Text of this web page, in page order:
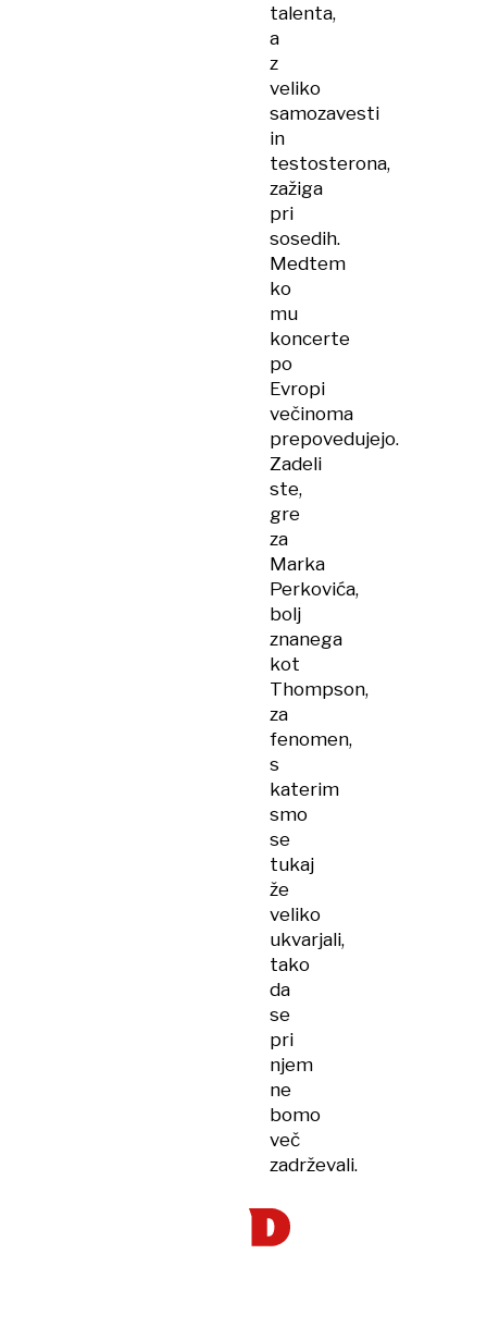
talenta,
a
z
veliko
samozavesti
in
testosterona,
zažiga
pri
sosedih.
Medtem
ko
mu
koncerte
po
Evropi
večinoma
prepovedujejo.
Zadeli
ste,
gre
za
Marka
Perkovića,
bolj
znanega
kot
Thompson,
za
fenomen,
s
katerim
smo
se
tukaj
že
veliko
ukvarjali,
tako
da
se
pri
njem
ne
bomo
več
zadrževali.